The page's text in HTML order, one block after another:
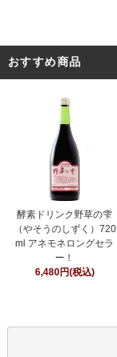
おすすめ商品
酵素ドリンク野草の雫
（やそうのしずく）720
ml アネモネロングセラ
ー！
6,480円(税込)